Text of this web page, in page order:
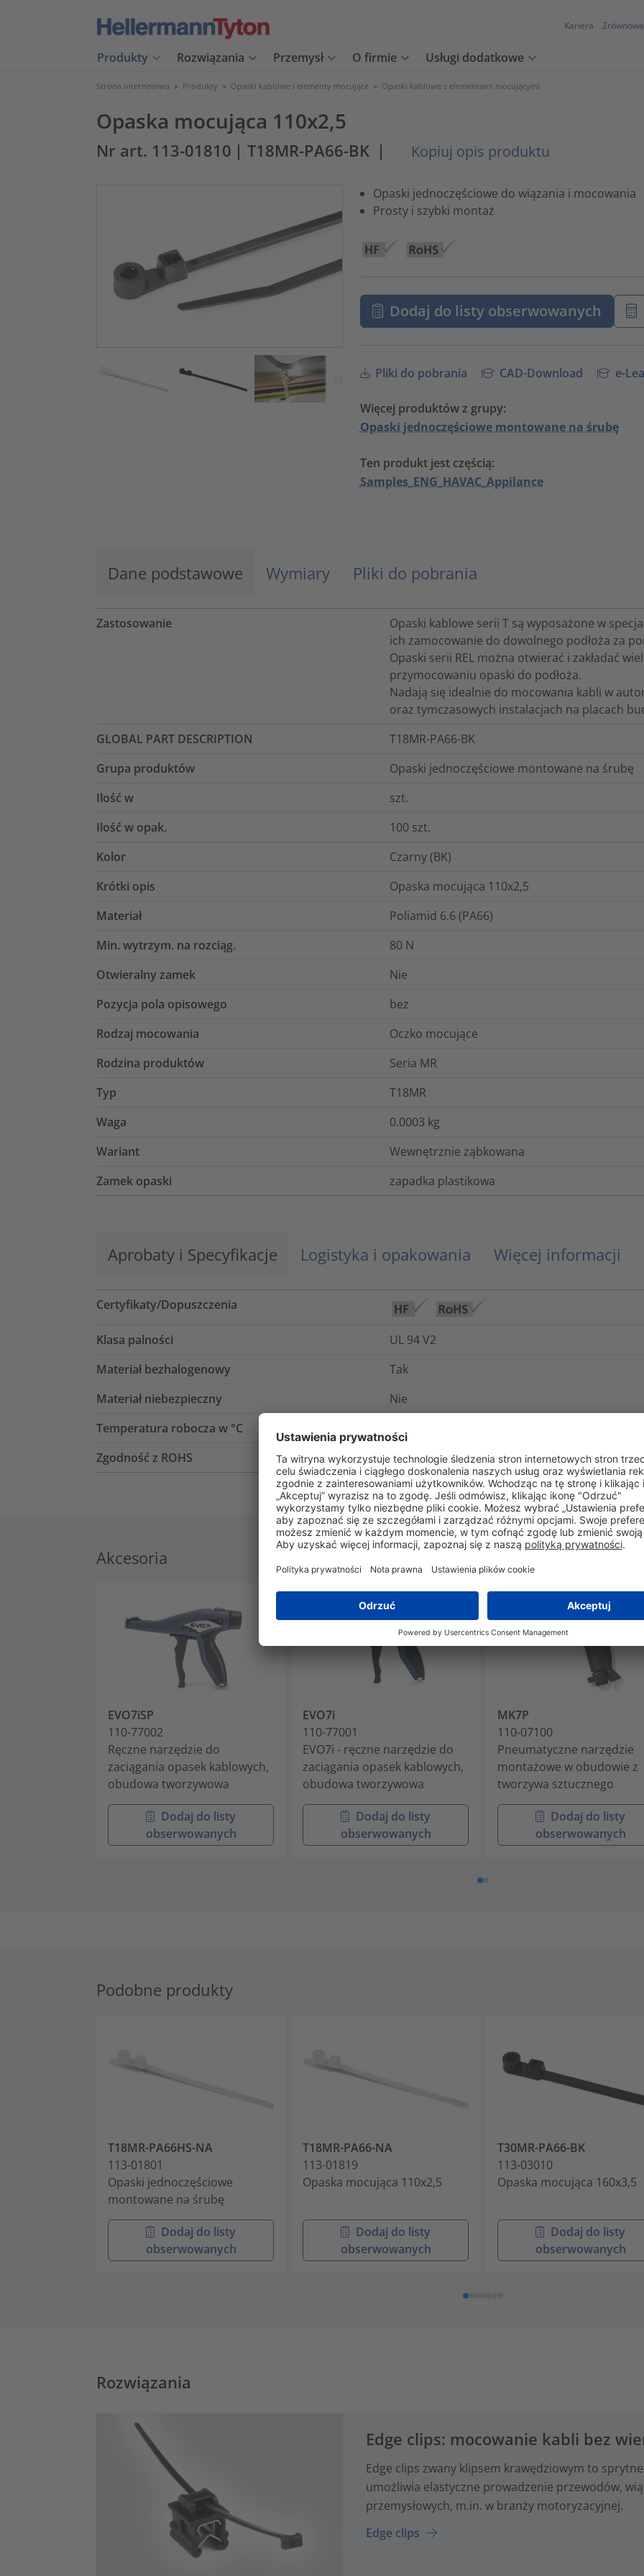
Kariera
Produkty Rozwiązania Przemysł O firmie Usługi dodatkowe
Strona internetowa > Produkty > Opaski kablowe i elementy mocujące > Opaski kablowe z elementami mocującymi
Opaska mocująca 110x2,5
Nr art. 113-01810 | T18MR-PA66-BK | Kopiuj opis produktu
Opaski jednoczęściowe do wiązania i mocowania
Prosty i szybki montaż
Dodaj do listy obserwowanych
Pliki do pobrania CAD-Download e-
Więcej produktów z grupy:
Opaski jednoczęściowe montowane na śrubę
Ten produkt jest częścią:
Samples_ENG_HAVAC_Appilance
Dane podstawowe Wymiary Pliki do pobrania
Zastosowanie
Opaski kablowe serii T są wyposażone w
ich zamocowanie do dowolnego podłoża za
Opaski serii REL można otwierać i zakładać
przymocowaniu opaski do podłoża.
Nadają się idealnie do mocowania kabli w
oraz tymczasowych instalacjach na placach
GLOBAL PART DESCRIPTION
T18MR-PA66-BK
Grupa produktów
Opaski jednoczęściowe montowane na śrubę
Ilość w
szt.
Ilość w opak.
100 szt.
Kolor
Czarny (BK)
Krótki opis
Opaska mocująca 110x2,5
Materiał
Poliamid 6.6 (PA66)
Min. wytrzym. na rozciąg.
80 N
Otwieralny zamek
Nie
Pozycja pola opisowego
bez
Rodzaj mocowania
Oczko mocujące
Rodzina produktów
Seria MR
Typ
T18MR
Waga
0.0003 kg
Wariant
Wewnętrznie ząbkowana
Zamek opaski
zapadka plastikowa
Aprobaty i Specyfikacje Logistyka i opakowania Więcej informacji
Certyfikaty/Dopuszczenia
Klasa palności
UL 94 V2
Materiał bezhalogenowy
Tak
Materiał niebezpieczny
Nie
Temperatura robocza w °C
-40°C do +85°C
Zgodność z ROHS
Tak
Akcesoria
EVO7iSP
110-77002
Ręczne narzędzie do
zaciągania opasek kablowych,
obudowa tworzywowa
Dodaj do listy
obserwowanych
EVO7i
110-77001
EVO7i - ręczne narzędzie do
zaciągania opasek kablowych,
obudowa tworzywowa
Dodaj do listy
obserwowanych
MK7P
110-07100
Pneumatyczne narzędzie
montażowe w obudowie z
tworzywa sztucznego
Dodaj do listy
obserwowanych
Podobne produkty
T18MR-PA66HS-NA
113-01801
Opaski jednoczęściowe
montowane na śrubę
Dodaj do listy
obserwowanych
T18MR-PA66-NA
113-01819
Opaska mocująca 110x2,5
Dodaj do listy
obserwowanych
T30MR-PA66-BK
113-03010
Opaska mocująca 160x3,5
Dodaj do listy
obserwowanych
Rozwiązania
Edge clips: mocowanie kabli bez
Edge clips zwany klipsem krawędziowym to
umożliwia elastyczne prowadzenie przewodów,
przemysłowych, m.in. w branży motoryzacyjnej.
Edge clips